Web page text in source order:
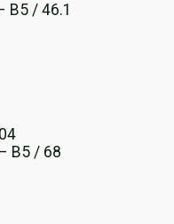
B5 / 46.1
B5 / 68